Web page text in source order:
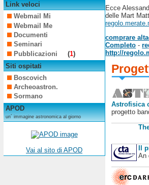
Link veloci
Webmail Mi
Webmail Me
Documenti
Seminari
Pubblicazioni
(1)
Siti ospitati
Boscovich
Archeoastron.
Sormano
APOD
un´ immagine astronomica al giorno
Vai al sito di APOD
Ecce
delle Mart
comprare
Completo -
http://
Astrofisica
progetto
Il
An